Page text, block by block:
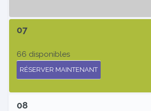
07
66 disponibles
RÉSERVER MAINTENANT
08